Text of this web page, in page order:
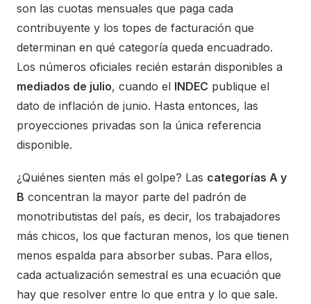
son las cuotas mensuales que paga cada
contribuyente y los topes de facturación que
determinan en qué categoría queda encuadrado.
Los números oficiales recién estarán disponibles a
mediados de julio, cuando el INDEC publique el
dato de inflación de junio. Hasta entonces, las
proyecciones privadas son la única referencia
disponible.
¿Quiénes sienten más el golpe? Las categorías A y
B concentran la mayor parte del padrón de
monotributistas del país, es decir, los trabajadores
más chicos, los que facturan menos, los que tienen
menos espalda para absorber subas. Para ellos,
cada actualización semestral es una ecuación que
hay que resolver entre lo que entra y lo que sale.